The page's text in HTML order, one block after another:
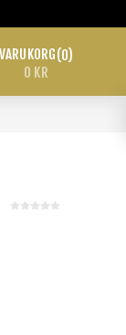
VARUKORG 0
0 KR